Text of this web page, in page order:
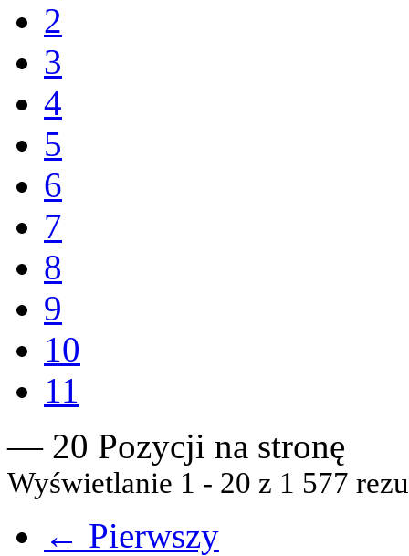
2
3
4
5
6
7
8
9
10
11
— 20 Pozycji na stronę
Wyświetlanie 1 - 20 z 1 577
← Pierwszy